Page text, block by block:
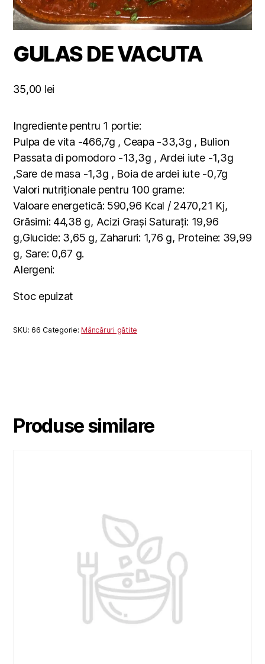
GULAS DE VACUTA
35,00 lei
Ingrediente pentru 1 portie:
Pulpa de vita -466,7g , Ceapa -33,3g , Bulion
Passata di pomodoro -13,3g , Ardei iute -1,3g
,Sare de masa -1,3g , Boia de ardei iute -0,7g
Valori nutriționale pentru 100 grame:
Valoare energetică: 590,96 Kcal / 2470,21 Kj,
Grăsimi: 44,38 g, Acizi Grași Saturați: 19,96
g,Glucide: 3,65 g, Zaharuri: 1,76 g, Proteine: 39,99
g, Sare: 0,67 g.
Alergeni:
Stoc epuizat
SKU:66 Categorie:Mâncăruri gătite
Produse similare